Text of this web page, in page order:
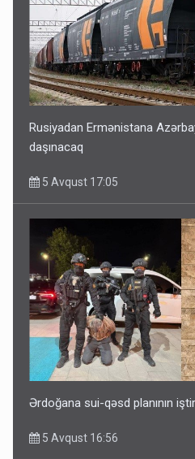
Rusiyadan Ermənistana
daşınacaq
5 Avqust 17:05
Ərdoğana sui-qəsd planının
5 Avqust 16:56